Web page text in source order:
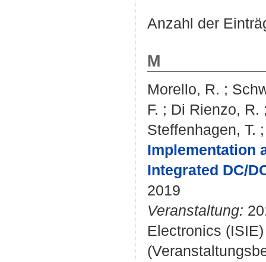
Anzahl der
M
Morello, R. ;
F. ; Di Rienzo, R.
Steffenhagen, T.
Implementation
Integrated DC/
2019
Veranstaltung:
Electronics